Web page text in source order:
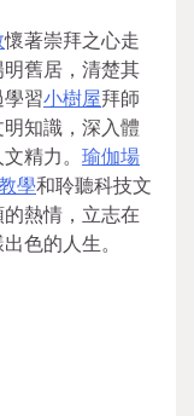
懷著崇拜之心走
舊居，清楚其
習小樹屋拜師
知識，深入體
精力。 瑜伽場
學和聆聽科技文
熱情，立志在
色的人生。